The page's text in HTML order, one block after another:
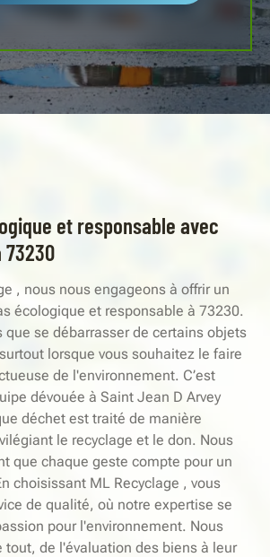
et responsable avec
, nous nous engageons à offrir un
écologique et responsable à 73230.
que se débarrasser de certains objets
lorsque vous souhaitez le faire
de l'environnement. C’est
dévouée à Saint Jean D Arvey
déchet est traité de manière
le recyclage et le don. Nous
que chaque geste compte pour un
choisissant ML Recyclage , vous
de qualité, où notre expertise se
pour l'environnement. Nous
tout, de l'évaluation des biens à leur